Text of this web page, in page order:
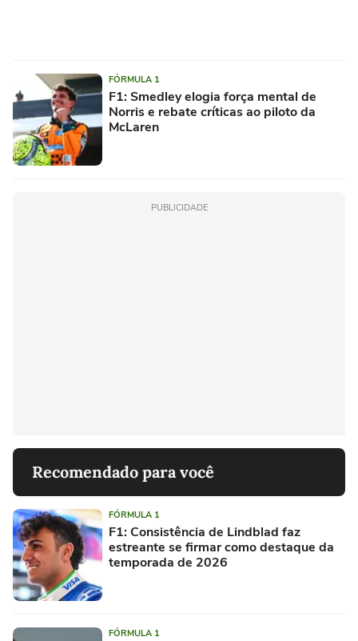
FÓRMULA 1
F1: Smedley elogia força mental de
Norris e rebate críticas ao piloto da
McLaren
PUBLICIDADE
Recomendado para você
FÓRMULA 1
F1: Consistência de Lindblad faz
estreante se firmar como destaque da
temporada de 2026
FÓRMULA 1